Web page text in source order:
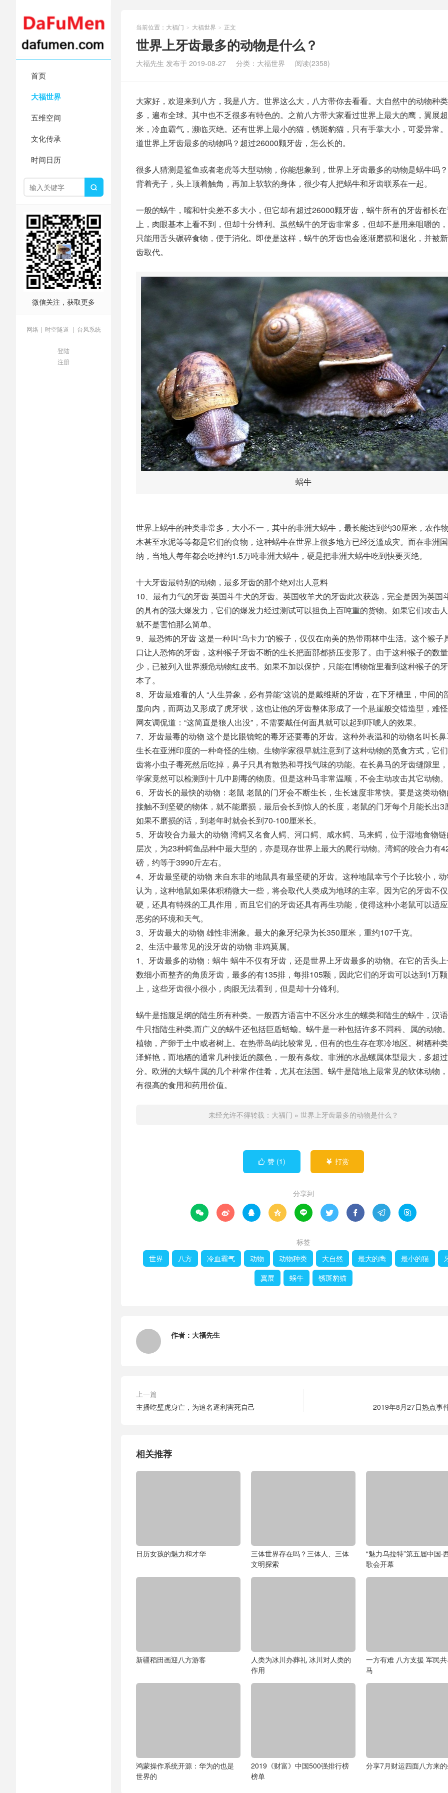
首页
大福世界
五维空间
文化传承
时间日历

微信关注，获取更多
网络 | 时空隧道 | 台风系统
登陆
注册
当前位置： 大福门 > 大福世界 > 正文
世界上牙齿最多的动物是什么？
大福先生 发布于 2019-08-27 分类： 大福世界 阅读(2358)
大家好，欢迎来到八方，我是八方。世界这么大，八方带你去看看。大自然中的动物种
多，遍布全球。其中也不乏很多有特色的。之前八方带大家看过世界上最大的鹰，翼展
米，冷血霸气，濒临灭绝。还有世界上最小的猫，锈斑豹猫，只有手掌大小，可爱异常
道世界上牙齿最多的动物吗？超过26000颗牙齿，怎么长的。
很多人猜测是鲨鱼或者老虎等大型动物，你能想象到，世界上牙齿最多的动物是蜗牛吗
背着壳子，头上顶着触角，再加上软软的身体，很少有人把蜗牛和牙齿联系在一起。
一般的蜗牛，嘴和针尖差不多大小，但它却有超过26000颗牙齿，蜗牛所有的牙齿都长
上，肉眼基本上看不到，但却十分锋利。虽然蜗牛的牙齿非常多，但却不是用来咀嚼的
只能用舌头碾碎食物，便于消化。即使是这样，蜗牛的牙齿也会逐渐磨损和退化，并被
齿取代。
蜗牛
世界上蜗牛的种类非常多，大小不一，其中的非洲大蜗牛，最长能达到约30厘米，农作
木甚至水泥等等都是它们的食物，这种蜗牛在世界上很多地方已经泛滥成灾。而在非洲
纳，当地人每年都会吃掉约1.5万吨非洲大蜗牛，硬是把非洲大蜗牛吃到快要灭绝。
十大牙齿最特别的动物，最多牙齿的那个绝对出人意料
10、最有力气的牙齿 英国斗牛犬的牙齿。英国牧羊犬的牙齿此次获选，完全是因为英国
的具有的强大爆发力，它们的爆发力经过测试可以担负上百吨重的货物。如果它们攻击
就不是害怕那么简单。
9、最恐怖的牙齿 这是一种叫“乌卡力”的猴子，仅仅在南美的热带雨林中生活。这个猴子
口让人恐怖的牙齿，这种猴子牙齿不断的生长把面部都挤压变形了。由于这种猴子的数
少，已被列入世界濒危动物红皮书。如果不加以保护，只能在博物馆里看到这种猴子的
本了。
8、牙齿最难看的人 “人生异象，必有异能”这说的是戴维斯的牙齿，在下牙槽里，中间的
显向内，而两边又形成了虎牙状，这也让他的牙齿整体形成了一个悬崖般交错造型，难
网友调侃道：“这简直是狼人出没”，不需要戴任何面具就可以起到吓唬人的效果。
7、牙齿最毒的动物 这个是比眼镜蛇的毒牙还要毒的牙齿。这种外表温和的动物名叫长
生长在亚洲印度的一种奇怪的生物。生物学家很早就注意到了这种动物的觅食方式，它
齿将小虫子毒死然后吃掉，鼻子只具有散热和寻找气味的功能。在长鼻马的牙齿缝隙里
学家竟然可以检测到十几中剧毒的物质。但是这种马非常温顺，不会主动攻击其它动物。
6、牙齿长的最快的动物：老鼠 老鼠的门牙会不断生长，生长速度非常快。要是这类动
接触不到坚硬的物体，就不能磨损，最后会长到惊人的长度，老鼠的门牙每个月能长出3
如果不磨损的话，到老年时就会长到70-100厘米长。
5、牙齿咬合力最大的动物 湾鳄又名食人鳄、河口鳄、咸水鳄、马来鳄，位于湿地食物
层次，为23种鳄鱼品种中最大型的，亦是现存世界上最大的爬行动物。湾鳄的咬合力有
磅，约等于3990斤左右。
4、牙齿最坚硬的动物 来自东非的地鼠具有最坚硬的牙齿。这种地鼠幸亏个子比较小，
认为，这种地鼠如果体积稍微大一些，将会取代人类成为地球的主宰。因为它的牙齿不
硬，还具有特殊的工具作用，而且它们的牙齿还具有再生功能，使得这种小老鼠可以适
恶劣的环境和天气。
3、牙齿最大的动物 雄性非洲象。最大的象牙纪录为长350厘米，重约107千克。
2、生活中最常见的没牙齿的动物 非鸡莫属。
1、牙齿最多的动物：蜗牛 蜗牛不仅有牙齿，还是世界上牙齿最多的动物。在它的舌头
数细小而整齐的角质牙齿，最多的有135排，每排105颗，因此它们的牙齿可以达到1万
上，这些牙齿很小很小，肉眼无法看到，但是却十分锋利。
蜗牛是指腹足纲的陆生所有种类。一般西方语言中不区分水生的螺类和陆生的蜗牛，汉
牛只指陆生种类,而广义的蜗牛还包括巨盾蛞蝓。蜗牛是一种包括许多不同科、属的动物
植物，产卵于土中或者树上。在热带岛屿比较常见，但有的也生存在寒冷地区。树栖种
泽鲜艳，而地栖的通常几种接近的颜色，一般有条纹。非洲的水晶螺属体型最大，多超
分。欧洲的大蜗牛属的几个种常作佳肴，尤其在法国。蜗牛是陆地上最常见的软体动物
有很高的食用和药用价值。
未经允许不得转载： 大福门 » 世界上牙齿最多的动物是什么？
 赞 (1)  打赏
分享到
        
标签
世界
八方 冷血霸气 动物 动物种类 大自然 最大的鹰 最小的猫
翼展
蜗牛 锈斑豹猫
作者： 大福先生
上一篇
主播吃壁虎身亡，为追名逐利害死自己
2019年8月27日热点事
相关推荐
日历女孩的魅力和才华
三体世界存在吗？三体人、三体
文明探索
“魅力乌拉特”第五届中国·
歌会开幕
新疆稻田画迎八方游客
人类为冰川办葬礼 冰川对人类的
作用
一方有难 八方支援 军民
马
鸿蒙操作系统开源：华为的也是
世界的
2019《财富》中国500强排行榜
榜单
分享7月财运四面八方来